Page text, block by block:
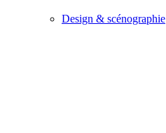
Design & scénographie